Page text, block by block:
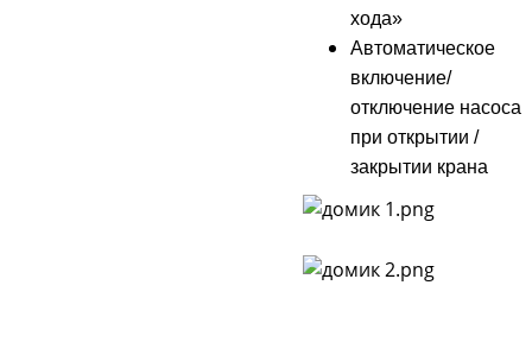
хода»
Автоматическое
включение/
отключение насоса
при открытии /
закрытии крана